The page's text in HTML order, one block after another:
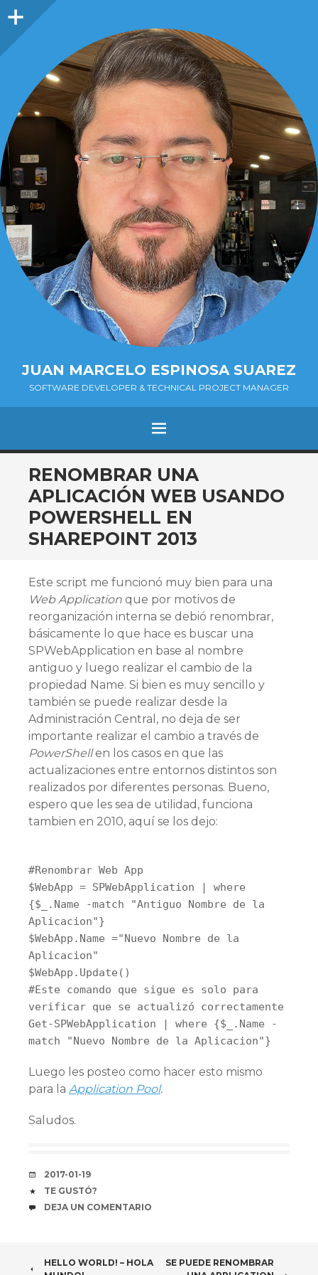
Barra
JUAN MARCELO ESPINOSA SUAREZ
SOFTWARE DEVELOPER & TECHNICAL PROJECT MANAGER
MENÚ
SALTAR
AL
CONTENIDO.
RENOMBRAR UNA
APLICACIÓN WEB USANDO
POWERSHELL EN
SHAREPOINT 2013
Este script me funcionó muy bien para una
Web Application que por motivos de
reorganización interna se debió renombrar,
básicamente lo que hace es buscar una
SPWebApplication en base al nombre
antiguo y luego realizar el cambio de la
propiedad Name. Si bien es muy sencillo y
también se puede realizar desde la
Administración Central, no deja de ser
importante realizar el cambio a través de
PowerShellen los casos en que las
actualizaciones entre entornos distintos son
realizados por diferentes personas. Bueno,
espero que les sea de utilidad, funciona
tambien en 2010, aquí se los dejo:
#Renombrar Web App
$WebApp = SPWebApplication | where
{$_.Name -match "Antiguo Nombre de la
Aplicacion"}
$WebApp.Name ="Nuevo Nombre de la
Aplicacion"
$WebApp.Update()
#Este comando que sigue es solo para
verificar que se actualizó correctamente
Get-SPWebApplication | where {$_.Name -
match "Nuevo Nombre de la Aplicacion"}
Luego les posteo como hacer esto mismo
para la Application Pool.
Saludos.
FECHA
2017-01-19
COFFEE
TE GUSTÓ?
COMENTARIOS
DEJA UN COMENTARIO
NAVEGADOR
HELLO WORLD! – HOLA
SE PUEDE RENOMBRAR